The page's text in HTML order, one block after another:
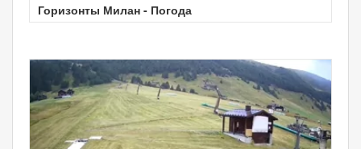
Горизонты Милан - Погода